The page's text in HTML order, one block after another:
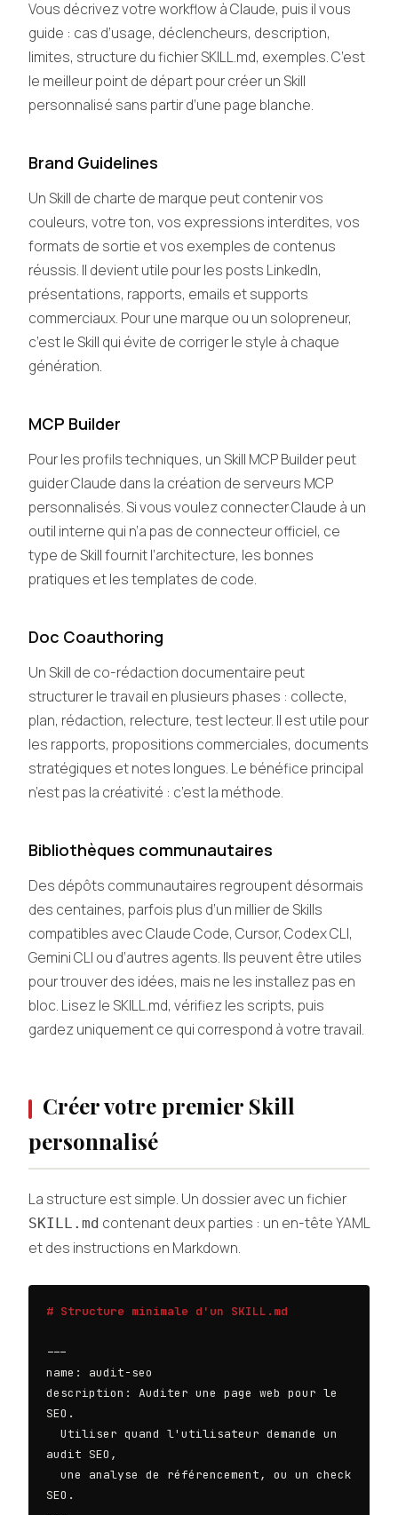
Vous décrivez votre workflow à Claude, puis il vous
guide : cas d’usage, déclencheurs, description,
limites, structure du fichier SKILL.md, exemples. C’est
le meilleur point de départ pour créer un Skill
personnalisé sans partir d’une page blanche.
Brand Guidelines
Un Skill de charte de marque peut contenir vos
couleurs, votre ton, vos expressions interdites, vos
formats de sortie et vos exemples de contenus
réussis. Il devient utile pour les posts LinkedIn,
présentations, rapports, emails et supports
commerciaux. Pour une marque ou un solopreneur,
c’est le Skill qui évite de corriger le style à chaque
génération.
MCP Builder
Pour les profils techniques, un Skill MCP Builder peut
guider Claude dans la création de serveurs MCP
personnalisés. Si vous voulez connecter Claude à un
outil interne qui n’a pas de connecteur officiel, ce
type de Skill fournit l’architecture, les bonnes
pratiques et les templates de code.
Doc Coauthoring
Un Skill de co-rédaction documentaire peut
structurer le travail en plusieurs phases : collecte,
plan, rédaction, relecture, test lecteur. Il est utile pour
les rapports, propositions commerciales, documents
stratégiques et notes longues. Le bénéfice principal
n’est pas la créativité : c’est la méthode.
Bibliothèques communautaires
Des dépôts communautaires regroupent désormais
des centaines, parfois plus d’un millier de Skills
compatibles avec Claude Code, Cursor, Codex CLI,
Gemini CLI ou d’autres agents. Ils peuvent être utiles
pour trouver des idées, mais ne les installez pas en
bloc. Lisez le SKILL.md, vérifiez les scripts, puis
gardez uniquement ce qui correspond à votre travail.
Créer votre premier Skill
personnalisé
La structure est simple. Un dossier avec un fichier
SKILL.md contenant deux parties : un en-tête YAML
et des instructions en Markdown.
# Structure minimale d'un SKILL.md
---
name: audit-seo
description: Auditer une page web pour le
SEO.
audit SEO,
SEO.